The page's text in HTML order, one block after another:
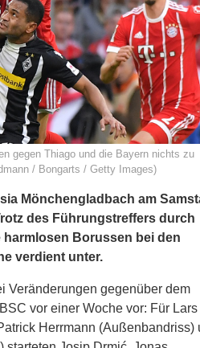
gegen Thiago und die Bayern nichts zu
/ Bongarts / Getty Images)
Mönchengladbach am
des Führungstreffers durch
Borussen bei den
verdient unter.
Veränderungen gegenüber dem
vor einer Woche vor: Für Lars
Herrmann (Außenbandriss)